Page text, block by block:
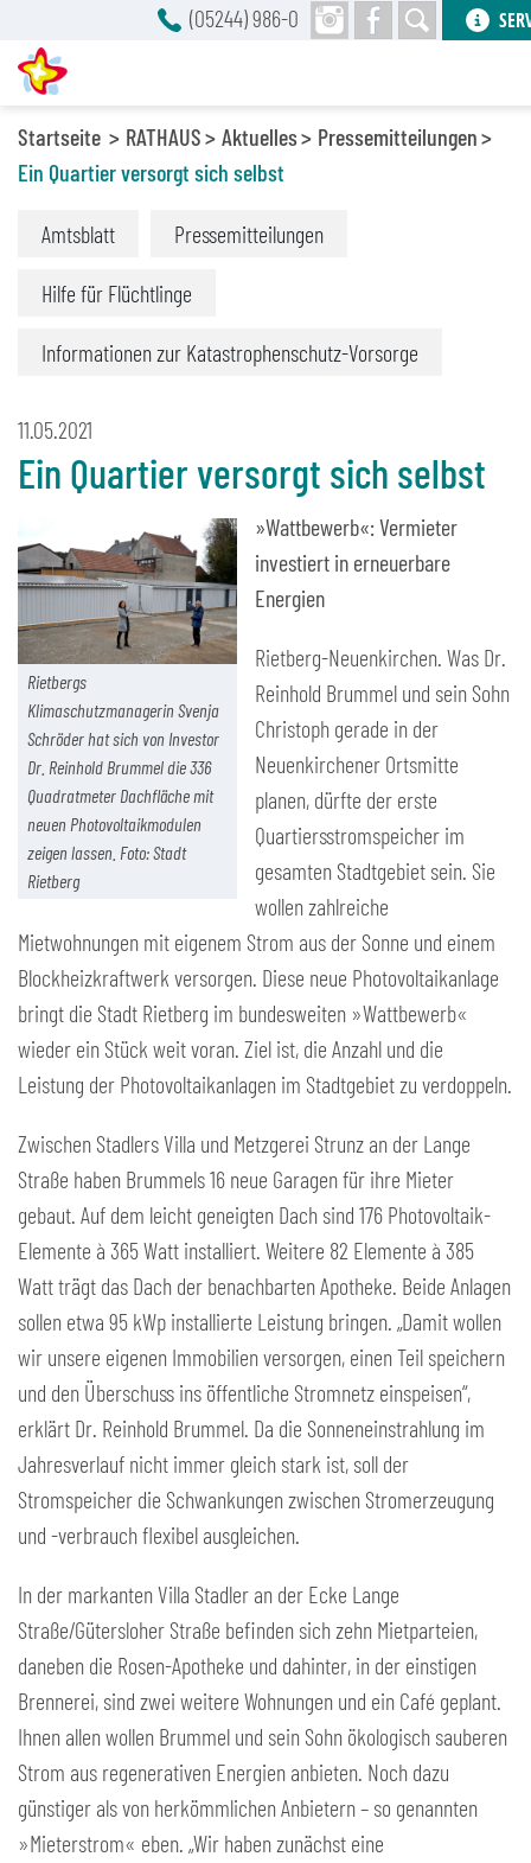
Startseite RATHAUS Aktuelles
Pressemitteilungen
Ein Quartier versorgt sich selbst
Amtsblatt Pressemitteilungen
Hilfe für Flüchtlinge
Informationen zur Katastrophenschutz-Vorsorge
11.05.2021
Ein Quartier versorgt sich selbst
Rietbergs
Klimaschutzmanagerin Svenja
Schröder hat sich von Investor
Dr. Reinhold Brummel die 336
Quadratmeter Dachfläche mit
neuen Photovoltaikmodulen
zeigen lassen. Foto: Stadt
Rietberg
»Wattbewerb«: Vermieter
investiert in erneuerbare
Energien
Rietberg-Neuenkirchen. Was Dr.
Reinhold Brummel und sein Sohn
Christoph gerade in der
Neuenkirchener Ortsmitte
planen, dürfte der erste
Quartiersstromspeicher im
gesamten Stadtgebiet sein. Sie
wollen zahlreiche
Mietwohnungen mit eigenem Strom aus der Sonne und einem
Blockheizkraftwerk versorgen. Diese neue Photovoltaikanlage
bringt die Stadt Rietberg im bundesweiten »Wattbewerb«
wieder ein Stück weit voran. Ziel ist, die Anzahl und die
Leistung der Photovoltaikanlagen im Stadtgebiet zu verdoppeln.
Zwischen Stadlers Villa und Metzgerei Strunz an der Lange
Straße haben Brummels 16 neue Garagen für ihre Mieter
gebaut. Auf dem leicht geneigten Dach sind 176 Photovoltaik-
Elemente à 365 Watt installiert. Weitere 82 Elemente à 385
Watt trägt das Dach der benachbarten Apotheke. Beide Anlagen
sollen etwa 95 kWp installierte Leistung bringen. „Damit wollen
wir unsere eigenen Immobilien versorgen, einen Teil speichern
und den Überschuss ins öffentliche Stromnetz einspeisen“,
erklärt Dr. Reinhold Brummel. Da die Sonneneinstrahlung im
Jahresverlauf nicht immer gleich stark ist, soll der
Stromspeicher die Schwankungen zwischen Stromerzeugung
und -verbrauch flexibel ausgleichen.
In der markanten Villa Stadler an der Ecke Lange
Straße/Gütersloher Straße befinden sich zehn Mietparteien,
daneben die Rosen-Apotheke und dahinter, in der einstigen
Brennerei, sind zwei weitere Wohnungen und ein Café geplant.
Ihnen allen wollen Brummel und sein Sohn ökologisch sauberen
Strom aus regenerativen Energien anbieten. Noch dazu
günstiger als von herkömmlichen Anbietern – so genannten
»Mieterstrom« eben. „Wir haben zunächst eine
(05244) 986-0